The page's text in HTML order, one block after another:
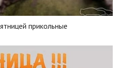
прикольные